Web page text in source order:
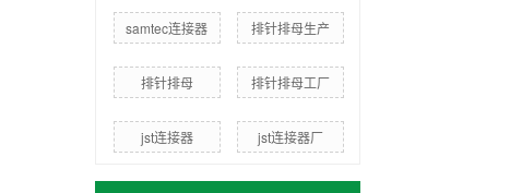
samtec连接器 排针排母生产
排针排母 排针排母工厂
jst连接器 jst连接器厂